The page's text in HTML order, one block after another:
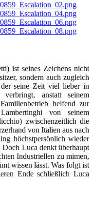
ist seines Zeichens nicht
sondern auch zugleich
der seine Zeit viel lieber in
anstatt seinem
helfend zur
von seinem
zwischenzeitlich die
von Italien aus nach
höchstpersönlich wieder
Doch Luca denkt überhaupt
Industriellen zu mimen,
wissen lässt. Was folgt ist
Ende schließlich Luca